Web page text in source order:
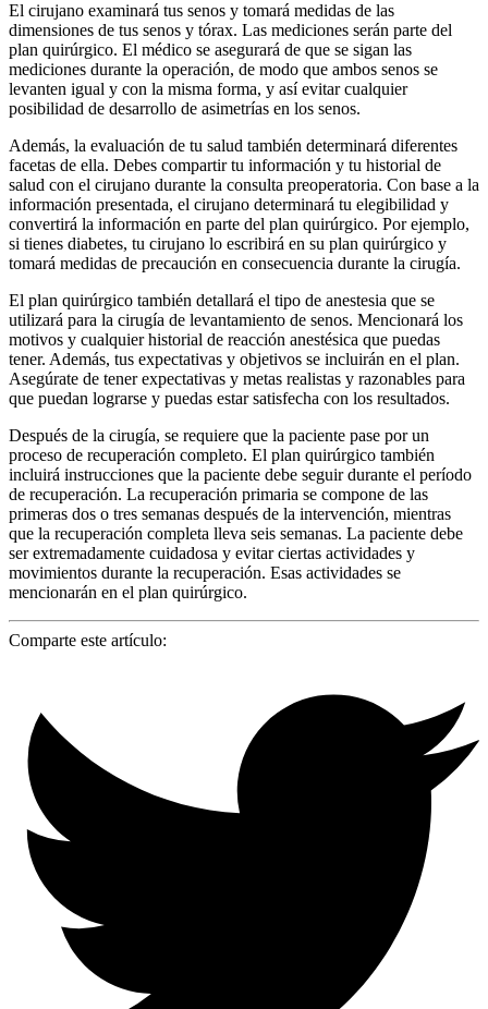
El cirujano examinará tus senos y tomará medidas de las
dimensiones de tus senos y tórax. Las mediciones serán parte del
plan quirúrgico. El médico se asegurará de que se sigan las
mediciones durante la operación, de modo que ambos senos se
levanten igual y con la misma forma, y así evitar cualquier
posibilidad de desarrollo de asimetrías en los senos.
Además, la evaluación de tu salud también determinará diferentes
facetas de ella. Debes compartir tu información y tu historial de
salud con el cirujano durante la consulta preoperatoria. Con base a la
información presentada, el cirujano determinará tu elegibilidad y
convertirá la información en parte del plan quirúrgico. Por ejemplo,
si tienes diabetes, tu cirujano lo escribirá en su plan quirúrgico y
tomará medidas de precaución en consecuencia durante la cirugía.
El plan quirúrgico también detallará el tipo de anestesia que se
utilizará para la cirugía de levantamiento de senos. Mencionará los
motivos y cualquier historial de reacción anestésica que puedas
tener. Además, tus expectativas y objetivos se incluirán en el plan.
Asegúrate de tener expectativas y metas realistas y razonables para
que puedan lograrse y puedas estar satisfecha con los resultados.
Después de la cirugía, se requiere que la paciente pase por un
proceso de recuperación completo. El plan quirúrgico también
incluirá instrucciones que la paciente debe seguir durante el período
de recuperación. La recuperación primaria se compone de las
primeras dos o tres semanas después de la intervención, mientras
que la recuperación completa lleva seis semanas. La paciente debe
ser extremadamente cuidadosa y evitar ciertas actividades y
movimientos durante la recuperación. Esas actividades se
mencionarán en el plan quirúrgico.
Comparte este artículo: